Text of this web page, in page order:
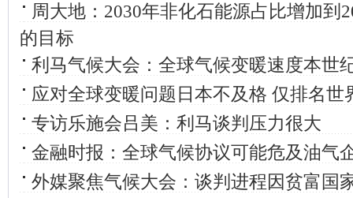
周大地：2030年非化石能源占比增加到
的目标
利马气候大会：全球气候变暖速度本世
应对全球变暖问题日本不及格 仅排名世
专访乐施会吕美：利马谈判压力很大
金融时报：全球气候协议可能危及油气
外媒聚焦气候大会：谈判进程因贫富国